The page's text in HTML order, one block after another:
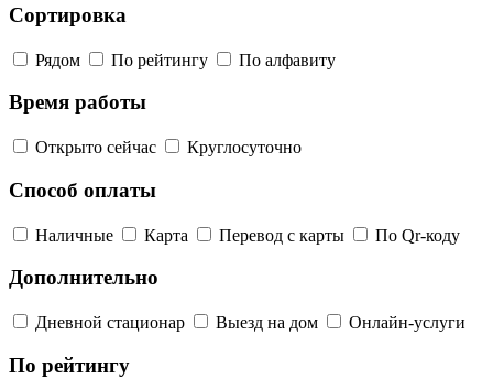
Сортировка
Рядом По рейтингу По алфавиту
Время работы
Открыто сейчас Круглосуточно
Способ оплаты
Наличные Карта Перевод с карты По Qr-коду
Дополнительно
Дневной стационар Выезд на дом Онлайн-услуги
По рейтингу